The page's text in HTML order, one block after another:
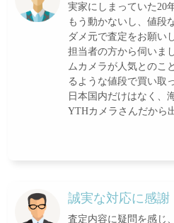
実家にしまっていた20
もう動かないし、値段
ダメ元で査定をお願い
担当者の方から伺いま
ムカメラが人気とのこ
るような値段で買い取
日本国内だけはなく、
YTHカメラさんだから
誠実な対応に感謝
査定内容に疑問を感じ